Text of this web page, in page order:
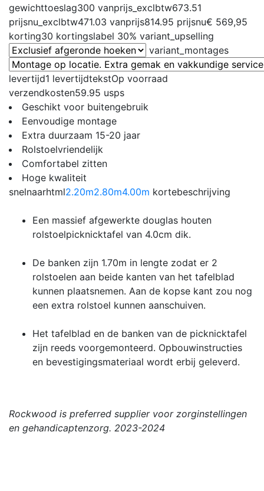
gewichttoeslag300 vanprijs_exclbtw673.51
prijsnu_exclbtw471.03 vanprijs814.95 prijsnu€ 569,95
korting30 kortingslabel 30% variant_upselling
variant_montages
levertijd1 levertijdtekstOp voorraad
verzendkosten59.95 usps
Geschikt voor buitengebruik
Eenvoudige montage
Extra duurzaam 15-20 jaar
Rolstoelvriendelijk
Comfortabel zitten
Hoge kwaliteit
snelnaarhtml2.20m2.80m4.00m kortebeschrijving
Een massief afgewerkte douglas houten
rolstoelpicknicktafel van 4.0cm dik.
De banken zijn 1.70m in lengte zodat er 2
rolstoelen aan beide kanten van het tafelblad
kunnen plaatsnemen. Aan de kopse kant zou nog
een extra rolstoel kunnen aanschuiven.
Het tafelblad en de banken van de picknicktafel
zijn reeds voorgemonteerd. Opbouwinstructies
en bevestigingsmateriaal wordt erbij geleverd.
Rockwood is preferred supplier voor zorginstellingen
en gehandicaptenzorg. 2023-2024